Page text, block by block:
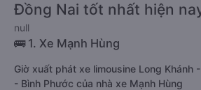
Đồng Nai tốt nhất hiện
null
🚌 1. Xe Mạnh Hùng
Giờ xuất phát xe limousine Long Khánh
- Bình Phước của nhà xe Mạnh Hùng